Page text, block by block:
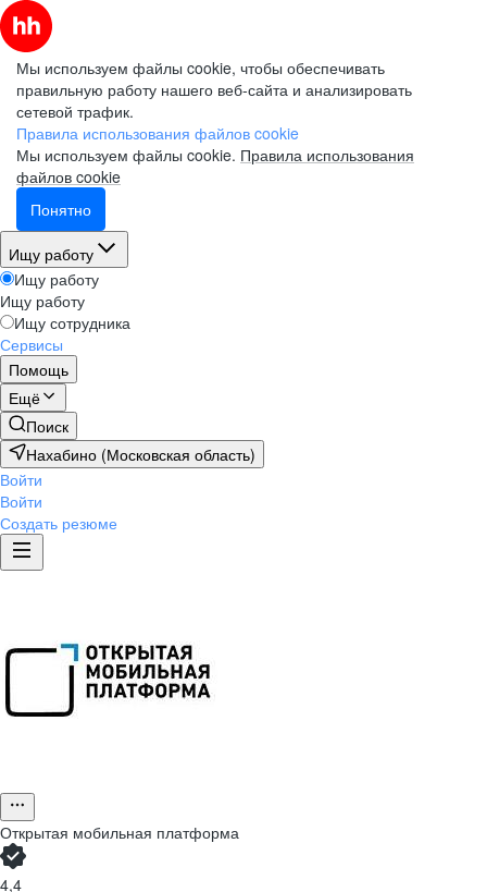
Мы используем файлы cookie, чтобы обеспечивать
правильную работу нашего веб-сайта и анализировать
сетевой трафик.
Правила использования файлов cookie
Мы используем файлы cookie. Правила использования
файлов cookie
Понятно
Ищу работу
Ищу работу
Ищу работу
Ищу сотрудника
Сервисы
Помощь
Ещё
Поиск
Нахабино (Московская область)
Войти
Войти
Создать резюме
Открытая мобильная платформа
4,4